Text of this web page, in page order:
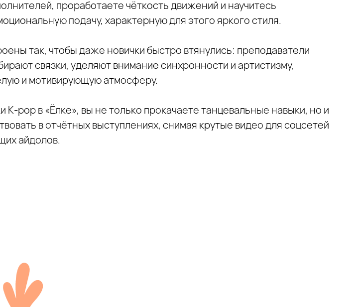
проработаете чёткость движений и научитесь
подачу, характерную для этого яркого стиля.
так, чтобы даже новички быстро втянулись: преподаватели
связки, уделяют внимание синхронности и артистизму,
и мотивирующую атмосферу.
K‑pop в «Ёлке», вы не только прокачаете танцевальные навыки, но и
в отчётных выступлениях, снимая крутые видео для соцсетей
айдолов.